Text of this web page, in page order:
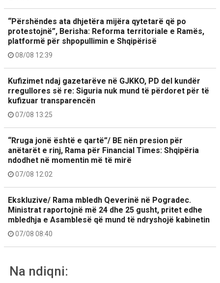
“Përshëndes ata dhjetëra mijëra qytetarë që po
protestojnë”, Berisha: Reforma territoriale e Ramës,
platformë për shpopullimin e Shqipërisë
08/08 12:39
Kufizimet ndaj gazetarëve në GJKKO, PD del kundër
rregullores së re: Siguria nuk mund të përdoret për të
kufizuar transparencën
07/08 13:25
“Rruga jonë është e qartë”/ BE nën presion për
anëtarët e rinj, Rama për Financial Times: Shqipëria
ndodhet në momentin më të mirë
07/08 12:02
Ekskluzive/ Rama mbledh Qeverinë në Pogradec.
Ministrat raportojnë më 24 dhe 25 gusht, pritet edhe
mbledhja e Asamblesë që mund të ndryshojë kabinetin
07/08 08:40
Na ndiqni: